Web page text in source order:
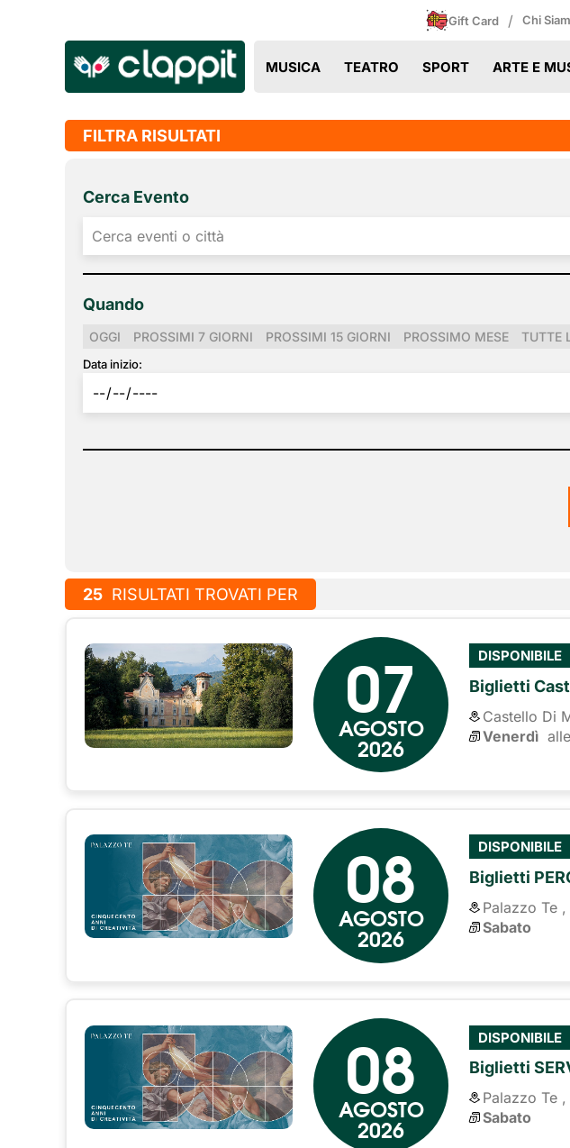
Gift Card / Chi
MUSICA TEATRO SPORT ARTE E
FILTRA RISULTATI
Cerca Evento
Quando
OGGI PROSSIMI 7 GIORNI PROSSIMI 15 GIORNI PROSSIMO MESE TUTTE
Data inizio:
25 RISULTATI TROVATI PER
07
AGOSTO
2026
DISPONIBILE
Biglietti
Castello Di
Venerdì
08
AGOSTO
2026
DISPONIBILE
Biglietti
Palazzo Te ,
Sabato
08
AGOSTO
2026
DISPONIBILE
Biglietti
Palazzo Te ,
Sabato